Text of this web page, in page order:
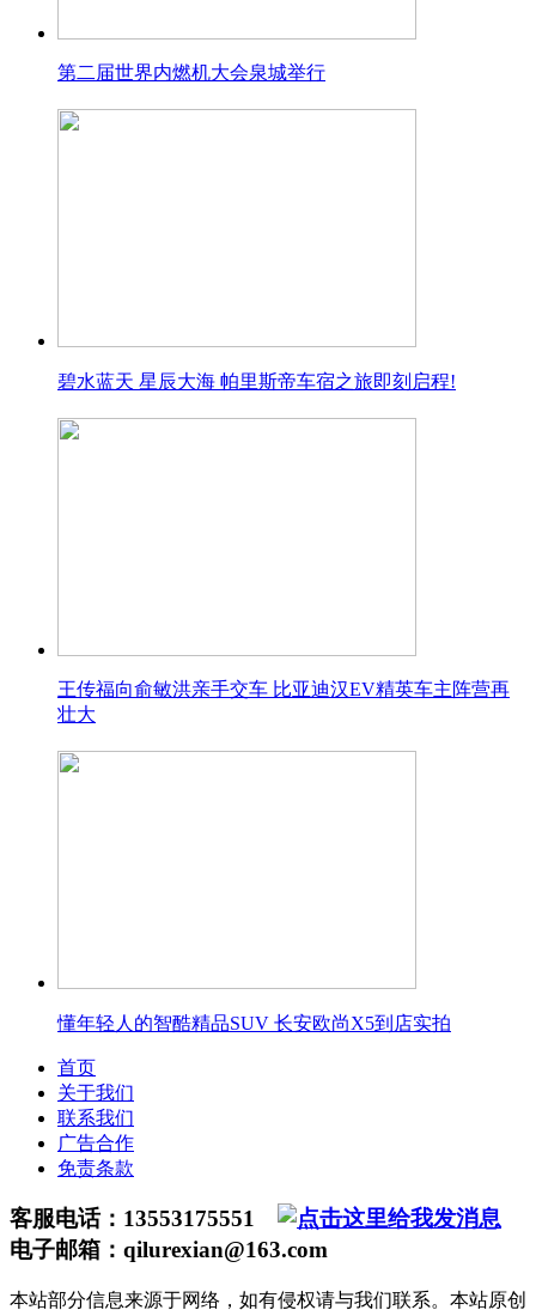
第二届世界内燃机大会泉城举行
碧水蓝天 星辰大海 帕里斯帝车宿之旅即刻启程!
王传福向俞敏洪亲手交车 比亚迪汉EV精英车主阵营再
壮大
懂年轻人的智酷精品SUV 长安欧尚X5到店实拍
首页
关于我们
联系我们
广告合作
免责条款
客服电话：13553175551
电子邮箱：qilurexian@163.com
本站部分信息来源于网络，如有侵权请与我们联系。本站原创